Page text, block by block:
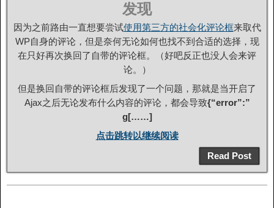
发现
因为之前路由一直想要尝试使用第三方的社会化评论框来取代
WP自身的评论，但是奈何无论如何也找不到合适的选择，现
在只好再次换回了自带的评论框。（好吧反正也没人会来评
论。）
但是换回自带的评论框后发现了一个问题，那就是当开启了
Ajax之后无论发布什么内容的评论，都会导致{“error”:”
g[……]
点击跳转以继续阅读
Read Post